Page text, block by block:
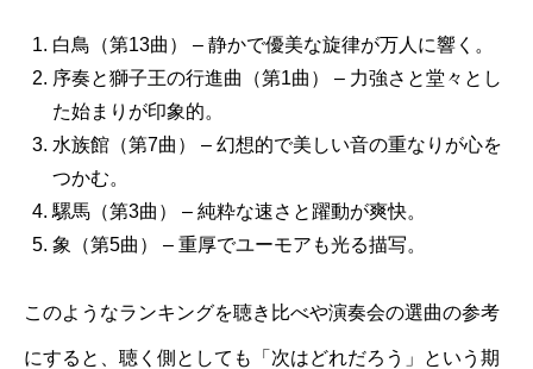
白鳥（第13曲） – 静かで優美な旋律が万人に響く。
序奏と獅子王の行進曲（第1曲） – 力強さと堂々とし
た始まりが印象的。
水族館（第7曲） – 幻想的で美しい音の重なりが心を
つかむ。
騾馬（第3曲） – 純粋な速さと躍動が爽快。
象（第5曲） – 重厚でユーモアも光る描写。
このようなランキングを聴き比べや演奏会の選曲の参考
にすると、聴く側としても「次はどれだろう」という期